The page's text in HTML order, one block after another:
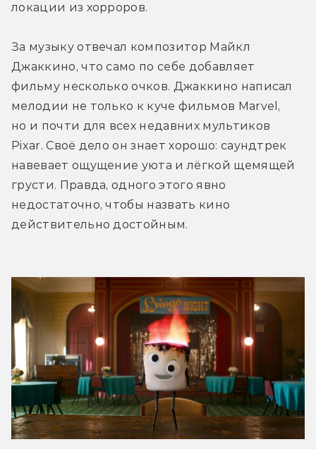
локации из хорроров.
За музыку отвечал композитор Майкл
Джаккино, что само по себе добавляет
фильму несколько очков. Джаккино написал
мелодии не только к куче фильмов Marvel,
но и почти для всех недавних мультиков
Pixar. Своё дело он знает хорошо: саундтрек
навевает ощущение уюта и лёгкой щемящей
грусти. Правда, одного этого явно
недостаточно, чтобы назвать кино
действительно достойным.